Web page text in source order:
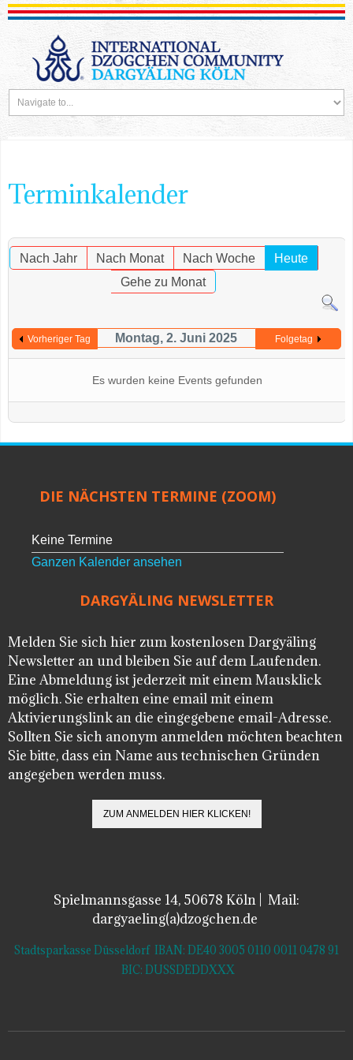
Terminkalender
Nach Jahr Nach Monat Nach Woche
Heute
Gehe zu Monat
Vorheriger Tag Montag, 2. Juni 2025 Folgetag
Es wurden keine Events gefunden
DIE NÄCHSTEN TERMINE (ZOOM)
Keine Termine
Ganzen Kalender ansehen
DARGYÄLING NEWSLETTER
Melden Sie sich hier zum kostenlosen Dargyäling
Newsletter an und bleiben Sie auf dem Laufenden.
Eine Abmeldung ist jederzeit mit einem Mausklick
möglich. Sie erhalten eine email mit einem
Aktivierungslink an die eingegebene email-Adresse.
Sollten Sie sich anonym anmelden möchten beachten
Sie bitte, dass ein Name aus technischen Gründen
angegeben werden muss.
Spielmannsgasse 14, 50678 Köln | Mail:
dargyaeling(a)dzogchen.de
Stadtsparkasse Düsseldorf IBAN: DE40 3005 0110 0011 0478 91
BIC: DUSSDEDDXXX